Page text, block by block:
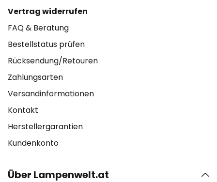
Vertrag widerrufen
FAQ & Beratung
Bestellstatus prüfen
Rücksendung/Retouren
Zahlungsarten
Versandinformationen
Kontakt
Herstellergarantien
Kundenkonto
Über Lampenwelt.at